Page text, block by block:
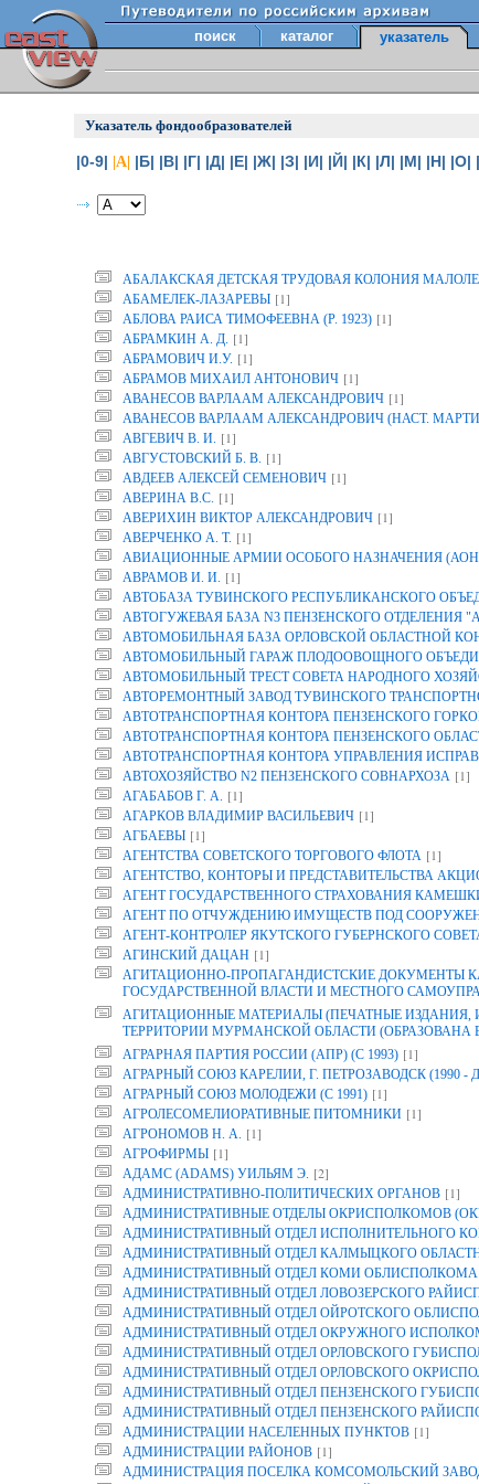
поиск каталог указатель
Указатель фондообразователей
|0-9| |А| |Б| |В| |Г| |Д| |Е| |Ж| |З| |И| |Й| |К| |Л| |М| |Н| |О|
АБАЛАКСКАЯ ДЕТСКАЯ ТРУДОВАЯ КОЛОНИЯ
АБАМЕЛЕК-ЛАЗАРЕВЫ [1]
АБЛОВА РАИСА ТИМОФЕЕВНА (Р. 1923) [1]
АБРАМКИН А. Д. [1]
АБРАМОВИЧ И.У. [1]
АБРАМОВ МИХАИЛ АНТОНОВИЧ [1]
АВАНЕСОВ ВАРЛААМ АЛЕКСАНДРОВИЧ [1]
АВАНЕСОВ ВАРЛААМ АЛЕКСАНДРОВИЧ (НАСТ.
АВГЕВИЧ В. И. [1]
АВГУСТОВСКИЙ Б. В. [1]
АВДЕЕВ АЛЕКСЕЙ СЕМЕНОВИЧ [1]
АВЕРИНА B.C. [1]
АВЕРИХИН ВИКТОР АЛЕКСАНДРОВИЧ [1]
АВЕРЧЕНКО А. Т. [1]
АВИАЦИОННЫЕ АРМИИ ОСОБОГО НАЗНАЧЕНИЯ
АВРАМОВ И. И. [1]
АВТОБАЗА ТУВИНСКОГО РЕСПУБЛИКАНСКОГО
АВТОГУЖЕВАЯ БАЗА N3 ПЕНЗЕНСКОГО ОТДЕЛЕНИЯ
АВТОМОБИЛЬНАЯ БАЗА ОРЛОВСКОЙ ОБЛАСТНОЙ
АВТОМОБИЛЬНЫЙ ГАРАЖ ПЛОДООВОЩНОГО
АВТОМОБИЛЬНЫЙ ТРЕСТ СОВЕТА НАРОДНОГО
АВТОРЕМОНТНЫЙ ЗАВОД ТУВИНСКОГО
АВТОТРАНСПОРТНАЯ КОНТОРА ПЕНЗЕНСКОГО
АВТОТРАНСПОРТНАЯ КОНТОРА ПЕНЗЕНСКОГО
АВТОТРАНСПОРТНАЯ КОНТОРА УПРАВЛЕНИЯ
АВТОХОЗЯЙСТВО N2 ПЕНЗЕНСКОГО СОВНАРХОЗА [1]
АГАБАБОВ Г. А. [1]
АГАРКОВ ВЛАДИМИР ВАСИЛЬЕВИЧ [1]
АГБАЕВЫ [1]
АГЕНТСТВА СОВЕТСКОГО ТОРГОВОГО ФЛОТА [1]
АГЕНТСТВО, КОНТОРЫ И ПРЕДСТАВИТЕЛЬСТВА
АГЕНТ ГОСУДАРСТВЕННОГО СТРАХОВАНИЯ
АГЕНТ ПО ОТЧУЖДЕНИЮ ИМУЩЕСТВ ПОД
АГЕНТ-КОНТРОЛЕР ЯКУТСКОГО ГУБЕРНСКОГО
АГИНСКИЙ ДАЦАН [1]
АГИТАЦИОННО-ПРОПАГАНДИСТСКИЕ ДОКУМЕНТЫ
ГОСУДАРСТВЕННОЙ ВЛАСТИ И МЕСТНОГО
АГИТАЦИОННЫЕ МАТЕРИАЛЫ (ПЕЧАТНЫЕ
ТЕРРИТОРИИ МУРМАНСКОЙ ОБЛАСТИ (ОБРАЗОВАНА В
АГРАРНАЯ ПАРТИЯ РОССИИ (АПР) (С 1993) [1]
АГРАРНЫЙ СОЮЗ КАРЕЛИИ, Г. ПЕТРОЗАВОДСК (1990 -
АГРАРНЫЙ СОЮЗ МОЛОДЕЖИ (С 1991) [1]
АГРОЛЕСОМЕЛИОРАТИВНЫЕ ПИТОМНИКИ [1]
АГРОНОМОВ Н. А. [1]
АГРОФИРМЫ [1]
АДАМС (ADAMS) УИЛЬЯМ Э. [2]
АДМИНИСТРАТИВНО-ПОЛИТИЧЕСКИХ ОРГАНОВ [1]
АДМИНИСТРАТИВНЫЕ ОТДЕЛЫ ОКРИСПОЛКОМОВ
АДМИНИСТРАТИВНЫЙ ОТДЕЛ ИСПОЛНИТЕЛЬНОГО
АДМИНИСТРАТИВНЫЙ ОТДЕЛ КАЛМЫЦКОГО
АДМИНИСТРАТИВНЫЙ ОТДЕЛ КОМИ ОБЛИСПОЛКОМА
АДМИНИСТРАТИВНЫЙ ОТДЕЛ ЛОВОЗЕРСКОГО
АДМИНИСТРАТИВНЫЙ ОТДЕЛ ОЙРОТСКОГО
АДМИНИСТРАТИВНЫЙ ОТДЕЛ ОКРУЖНОГО
АДМИНИСТРАТИВНЫЙ ОТДЕЛ ОРЛОВСКОГО
АДМИНИСТРАТИВНЫЙ ОТДЕЛ ОРЛОВСКОГО
АДМИНИСТРАТИВНЫЙ ОТДЕЛ ПЕНЗЕНСКОГО
АДМИНИСТРАТИВНЫЙ ОТДЕЛ ПЕНЗЕНСКОГО
АДМИНИСТРАЦИИ НАСЕЛЕННЫХ ПУНКТОВ [1]
АДМИНИСТРАЦИИ РАЙОНОВ [1]
АДМИНИСТРАЦИЯ ПОСЕЛКА КОМСОМОЛЬСКИЙ